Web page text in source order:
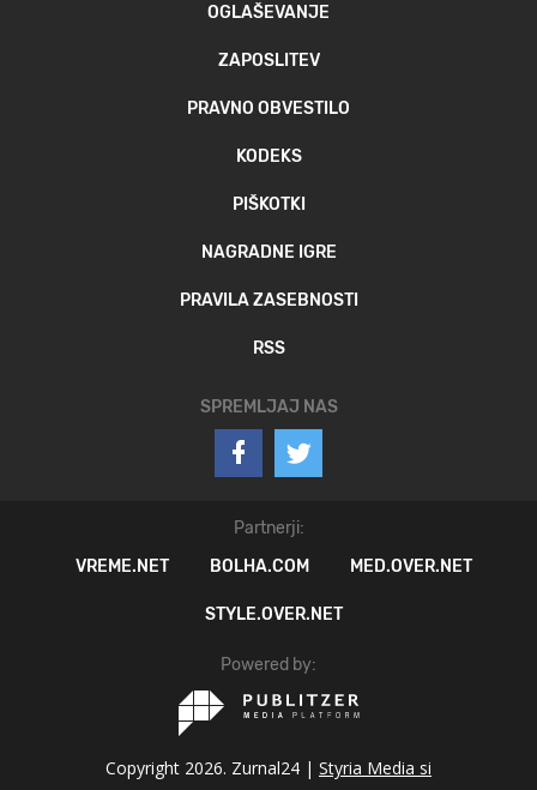
OGLAŠEVANJE
ZAPOSLITEV
PRAVNO OBVESTILO
KODEKS
PIŠKOTKI
NAGRADNE IGRE
PRAVILA ZASEBNOSTI
RSS
SPREMLJAJ NAS
Partnerji:
VREME.NET
BOLHA.COM MED.OVER.NET
STYLE.OVER.NET
Powered by:
Copyright 2026. Zurnal24 | Styria Media si